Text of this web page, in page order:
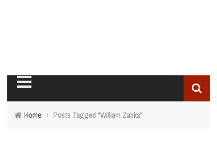
Home › Posts Tagged "William Zabka"